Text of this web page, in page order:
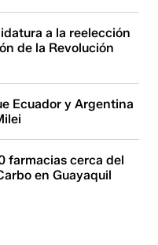
a la reelección
de la Revolución
Ecuador y Argentina
farmacias cerca del
en Guayaquil